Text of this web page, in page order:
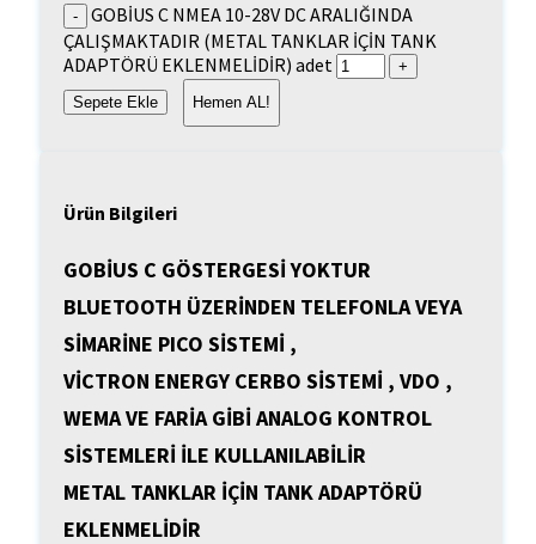
GOBİUS C NMEA 10-28V DC ARALIĞINDA
ÇALIŞMAKTADIR (METAL TANKLAR İÇİN TANK
ADAPTÖRÜ EKLENMELİDİR) adet
Sepete Ekle Hemen AL!
Ürün Bilgileri
GOBİUS C GÖSTERGESİ YOKTUR
BLUETOOTH ÜZERİNDEN TELEFONLA VEYA
SİMARİNE PICO SİSTEMİ ,
VİCTRON ENERGY CERBO SİSTEMİ , VDO ,
WEMA VE FARİA GİBİ ANALOG KONTROL
SİSTEMLERİ İLE KULLANILABİLİR
METAL TANKLAR İÇİN TANK ADAPTÖRÜ
EKLENMELİDİR